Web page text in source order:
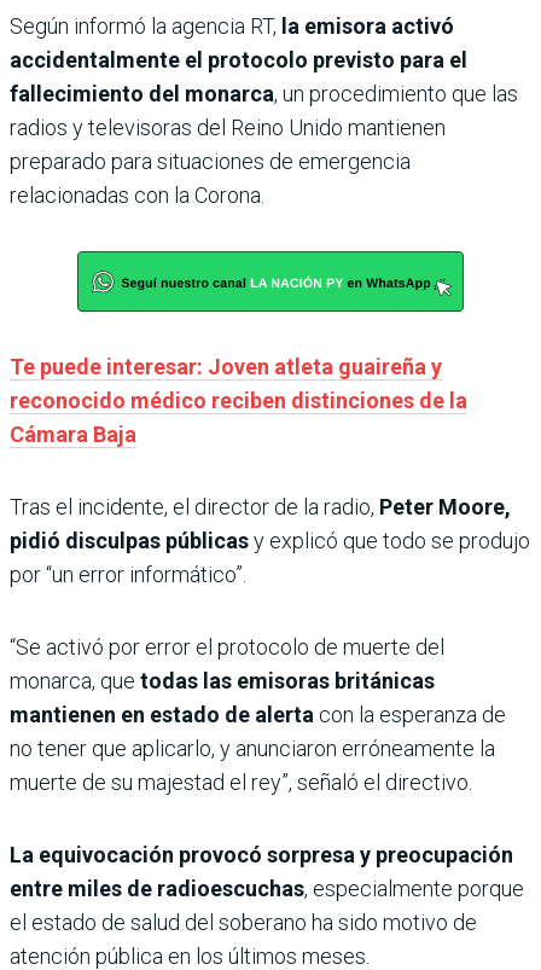
Según informó la agencia RT, la emisora activó
accidentalmente el protocolo previsto para el
fallecimiento del monarca, un procedimiento que las
radios y televisoras del Reino Unido mantienen
preparado para situaciones de emergencia
relacionadas con la Corona.
Te puede interesar: Joven atleta guaireña y
reconocido médico reciben distinciones de la
Cámara Baja
Tras el incidente, el director de la radio, Peter Moore,
pidió disculpas públicasy explicó que todo se produjo
por “un error informático”.
“Se activó por error el protocolo de muerte del
monarca, que todas las emisoras británicas
mantienen en estado de alerta con la esperanza de
no tener que aplicarlo, y anunciaron erróneamente la
muerte de su majestad el rey”, señaló el directivo.
La equivocación provocó sorpresa y preocupación
entre miles de radioescuchas, especialmente porque
el estado de salud del soberano ha sido motivo de
atención pública en los últimos meses.